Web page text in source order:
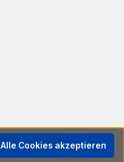
Alle Cookies akzeptieren